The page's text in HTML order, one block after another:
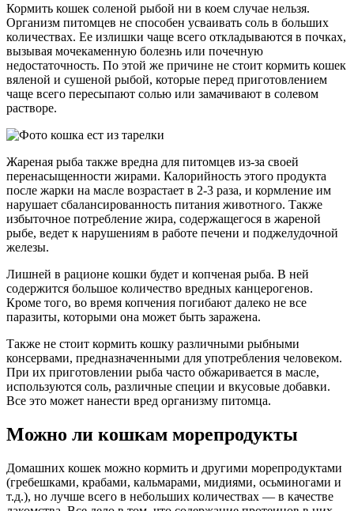
Кормить кошек соленой рыбой ни в коем случае нельзя.
Организм питомцев не способен усваивать соль в больших
количествах. Ее излишки чаще всего откладываются в почках,
вызывая мочекаменную болезнь или почечную
недостаточность. По этой же причине не стоит кормить кошек
вяленой и сушеной рыбой, которые перед приготовлением
чаще всего пересыпают солью или замачивают в солевом
растворе.
Жареная рыба также вредна для питомцев из-за своей
перенасыщенности жирами. Калорийность этого продукта
после жарки на масле возрастает в 2-3 раза, и кормление им
нарушает сбалансированность питания животного. Также
избыточное потребление жира, содержащегося в жареной
рыбе, ведет к нарушениям в работе печени и поджелудочной
железы.
Лишней в рационе кошки будет и копченая рыба. В ней
содержится большое количество вредных канцерогенов.
Кроме того, во время копчения погибают далеко не все
паразиты, которыми она может быть заражена.
Также не стоит кормить кошку различными рыбными
консервами, предназначенными для употребления человеком.
При их приготовлении рыба часто обжаривается в масле,
используются соль, различные специи и вкусовые добавки.
Все это может нанести вред организму питомца.
Можно ли кошкам морепродукты
Домашних кошек можно кормить и другими морепродуктами
(гребешками, крабами, кальмарами, мидиями, осьминогами и
т.д.), но лучше всего в небольших количествах — в качестве